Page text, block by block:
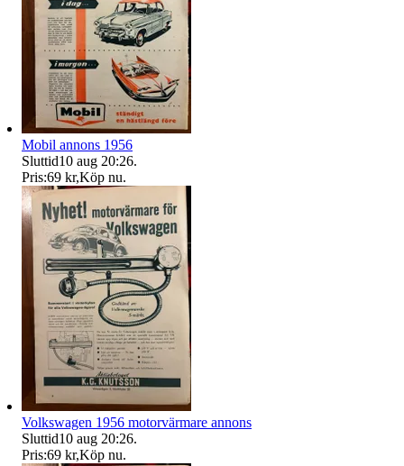
Mobil annons 1956
Sluttid10 aug 20:26.
Pris:69 kr,Köp nu.
Volkswagen 1956 motorvärmare annons
Sluttid10 aug 20:26.
Pris:69 kr,Köp nu.